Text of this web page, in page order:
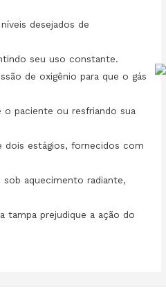
desejados de
seu uso constante.
de oxigênio para que o gás
paciente ou resfriando sua
dois estágios, fornecidos com
aquecimento radiante,
tampa prejudique a ação do